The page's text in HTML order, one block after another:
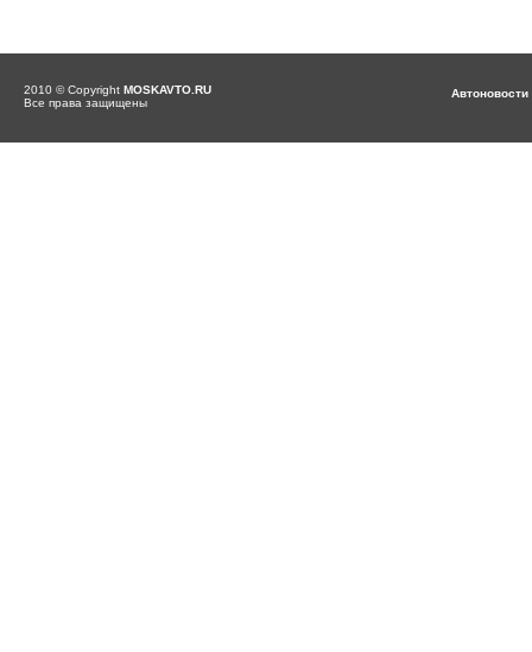
2010 © Copyright MOSKAVTO.RU
Все права защищены
Автоновости